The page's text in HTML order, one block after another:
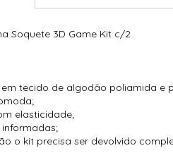
Soquete 3D Game Kit c/2
tecido de algodão poliamida e
elasticidade;
informadas;
o kit precisa ser devolvido